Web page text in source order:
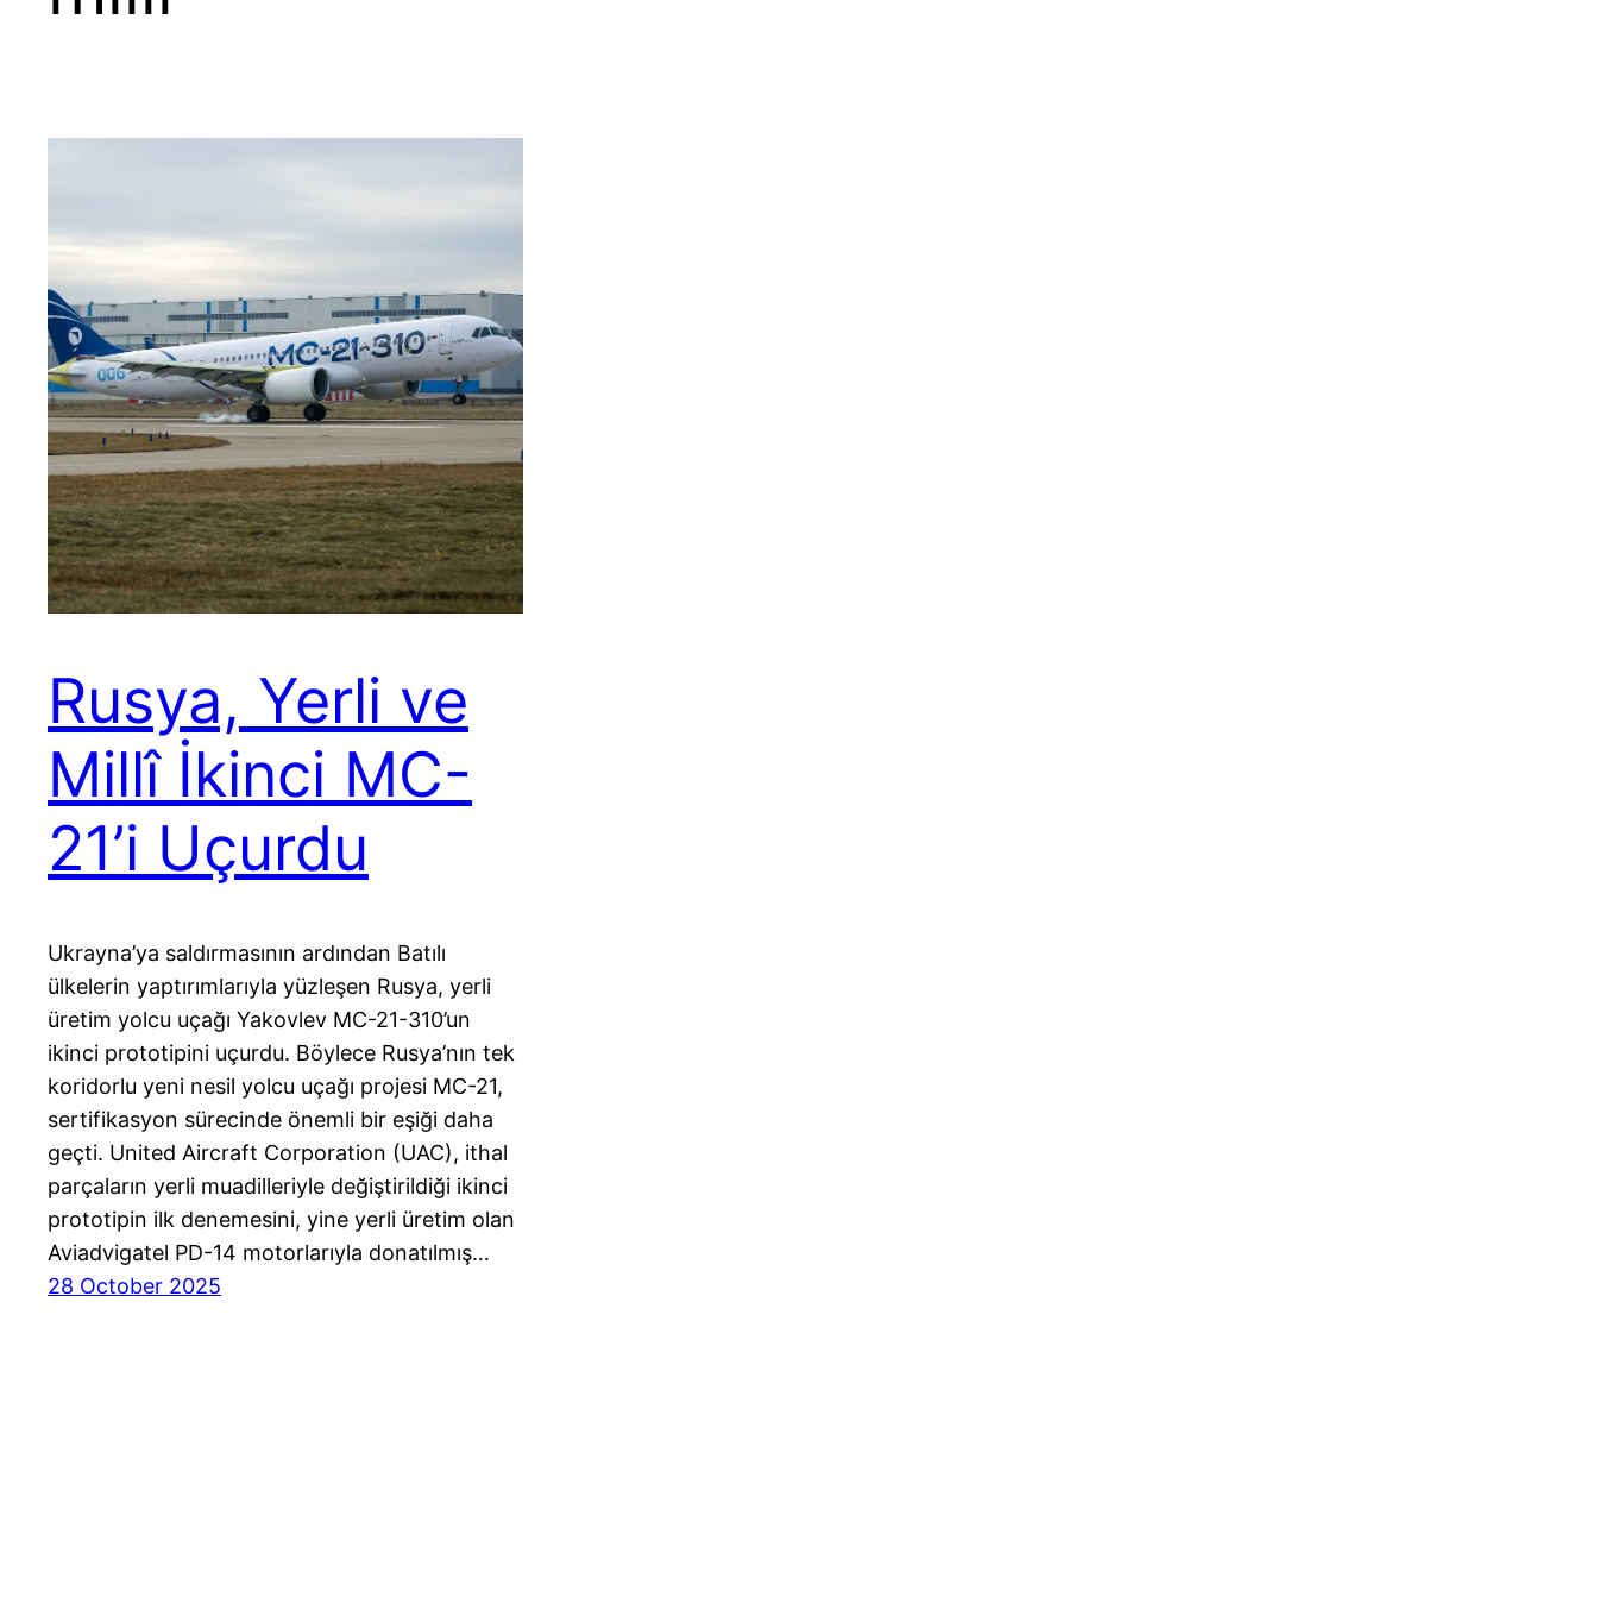
Rusya, Yerli ve
Millî İkinci MC-
21’i Uçurdu
Ukrayna’ya saldırmasının ardından Batılı
ülkelerin yaptırımlarıyla yüzleşen Rusya, yerli
üretim yolcu uçağı Yakovlev MC-21-310’un
ikinci prototipini uçurdu. Böylece Rusya’nın tek
koridorlu yeni nesil yolcu uçağı projesi MC-21,
sertifikasyon sürecinde önemli bir eşiği daha
geçti. United Aircraft Corporation (UAC), ithal
parçaların yerli muadilleriyle değiştirildiği ikinci
prototipin ilk denemesini, yine yerli üretim olan
Aviadvigatel PD-14 motorlarıyla donatılmış…
28 October 2025